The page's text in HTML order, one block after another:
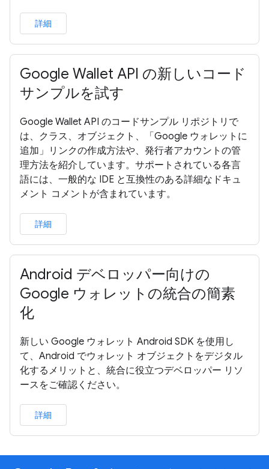
詳細
Google Wallet API の新しいコード
サンプルを試す
Google Wallet API のコードサンプル リポジトリで
は、クラス、オブジェクト、「Google ウォレットに
追加」リンクの作成方法や、発行者アカウントの管
理方法を紹介しています。サポートされている各言
語には、一般的な IDE と互換性のある詳細なドキュ
メント コメントが含まれています。
詳細
Android デベロッパー向けの
Google ウォレットの統合の簡素
化
新しい Google ウォレット Android SDK を使用し
て、Android でウォレット オブジェクトをデジタル
化するメリットと、統合に役立つデベロッパー リソ
ースをご確認ください。
詳細